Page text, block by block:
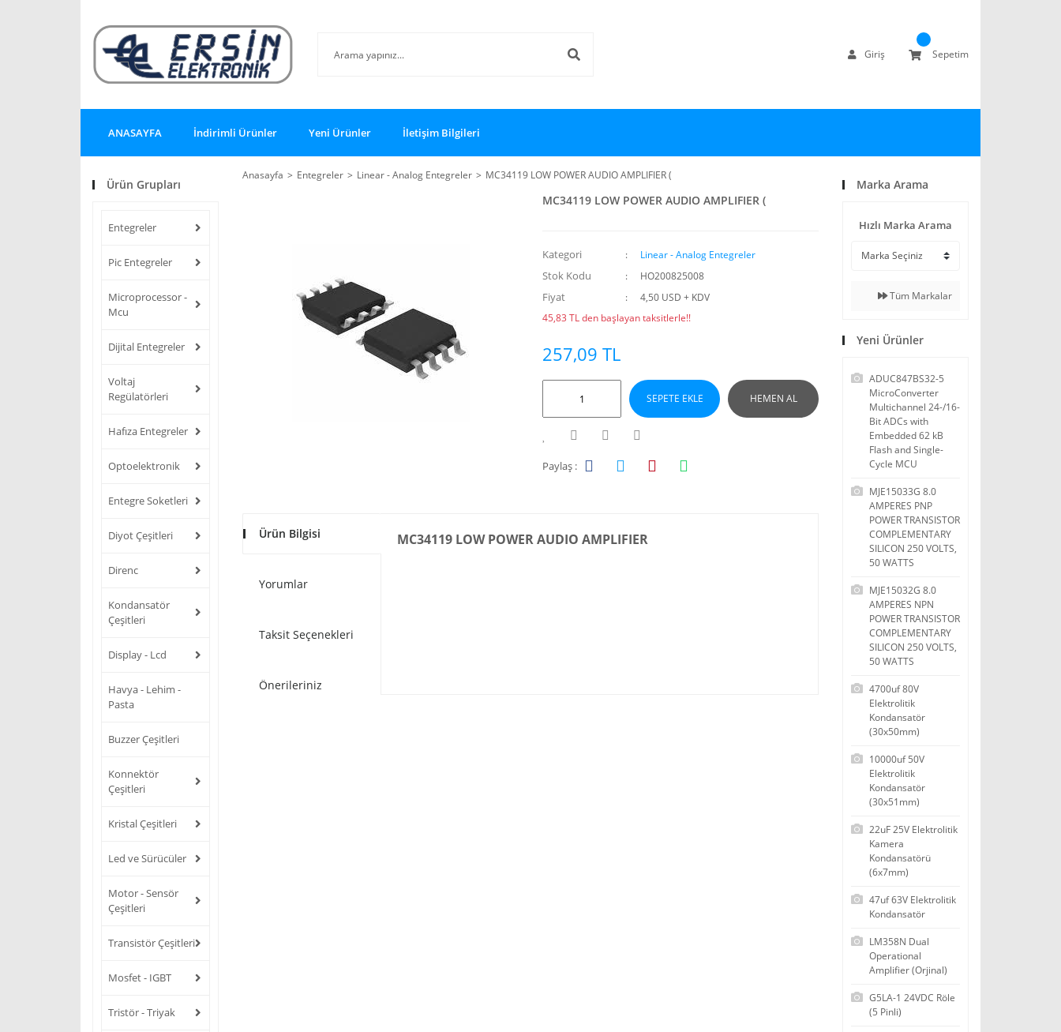
Giriş Sepetim
ANASAYFA İndirimli Ürünler Yeni Ürünler İletişim Bilgileri
Ürün Grupları
Entegreler
Pic Entegreler
Microprocessor -
Mcu
Dijital Entegreler
Voltaj
Regülatörleri
Hafıza Entegreler
Optoelektronik
Entegre Soketleri
Diyot Çeşitleri
Direnc
Kondansatör
Çeşitleri
Display - Lcd
Havya - Lehim -
Pasta
Buzzer Çeşitleri
Konnektör
Çeşitleri
Kristal Çeşitleri
Led ve Sürücüler
Motor - Sensör
Çeşitleri
Transistör Çeşitleri
Mosfet - IGBT
Tristör - Triyak
Anasayfa Entegreler Linear - Analog Entegreler MC34119 LOW POWER AUDIO AMPLIFIER (
MC34119 LOW POWER AUDIO AMPLIFIER (
Kategori Linear - Analog Entegreler
Stok Kodu HO200825008
Fiyat
4,50 USD + KDV
45,83 TL den başlayan taksitlerle!!
257,09 TL
SEPETE EKLE HEMEN AL
Paylaş :
Ürün Bilgisi
Yorumlar
Taksit Seçenekleri
Önerileriniz
MC34119 LOW POWER AUDIO AMPLIFIER
Marka Arama
Hızlı Marka Arama
Tüm Markalar
Yeni Ürünler
ADUC847BS32-5
MicroConverter
Multichannel 24-/16-
Bit ADCs with
Embedded 62 kB
Flash and Single-
Cycle MCU
MJE15033G 8.0
AMPERES PNP
POWER TRANSISTOR
COMPLEMENTARY
SILICON 250 VOLTS,
50 WATTS
MJE15032G 8.0
AMPERES NPN
POWER TRANSISTOR
COMPLEMENTARY
SILICON 250 VOLTS,
50 WATTS
4700uf 80V
Elektrolitik
Kondansatör
(30x50mm)
10000uf 50V
Elektrolitik
Kondansatör
(30x51mm)
22uF 25V Elektrolitik
Kamera
Kondansatörü
(6x7mm)
47uf 63V Elektrolitik
Kondansatör
LM358N Dual
Operational
Amplifier (Orjinal)
G5LA-1 24VDC Röle
(5 Pinli)